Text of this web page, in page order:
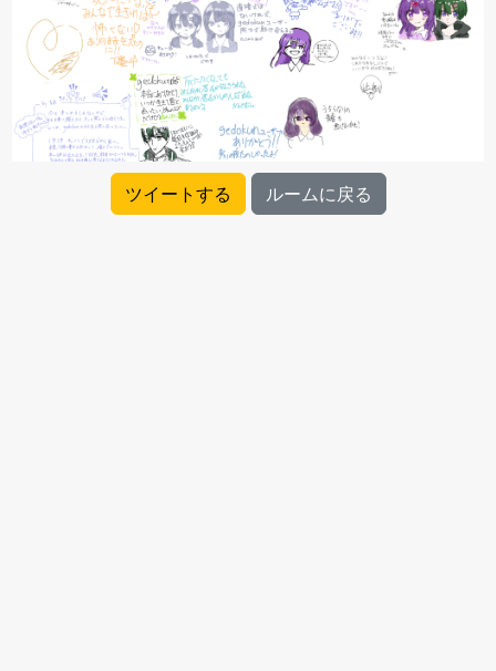
ツイートする ルームに戻る